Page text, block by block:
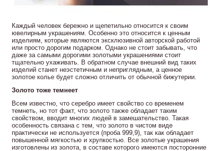
Каждый человек бережно и щепетильно относится к своим
ювелирным украшениям. Особенно это относится к ценным
изделиям, которые являются эксклюзивной авторской работой
или просто дорогим подарком. Однако не стоит забывать, что
даже за самыми дорогими золотыми украшениями стоит
тщательно ухаживать. В обратном случае внешний вид таких
изделий станет неэстетичным и неприглядным, а ценное
золотое колье будет сложно отличить от обычной бижутерии.
Золото тоже темнеет
Всем известно, что серебро имеет свойство со временем
темнеть, но тот факт, что золото также обладает таким
свойством, вводит многих людей в замешательство. Такая
особенность связана с тем, что золото в чистом виде
практически не используется (проба 999,9), так как обладает
повышенной мягкостью и хрупкостью. Все золотые украшения
изготовлены из золота, в составе которого имеются посторонние